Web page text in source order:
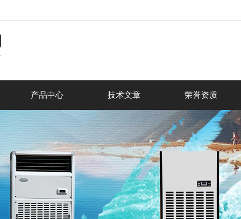
产品中心 技术文章 荣誉资质